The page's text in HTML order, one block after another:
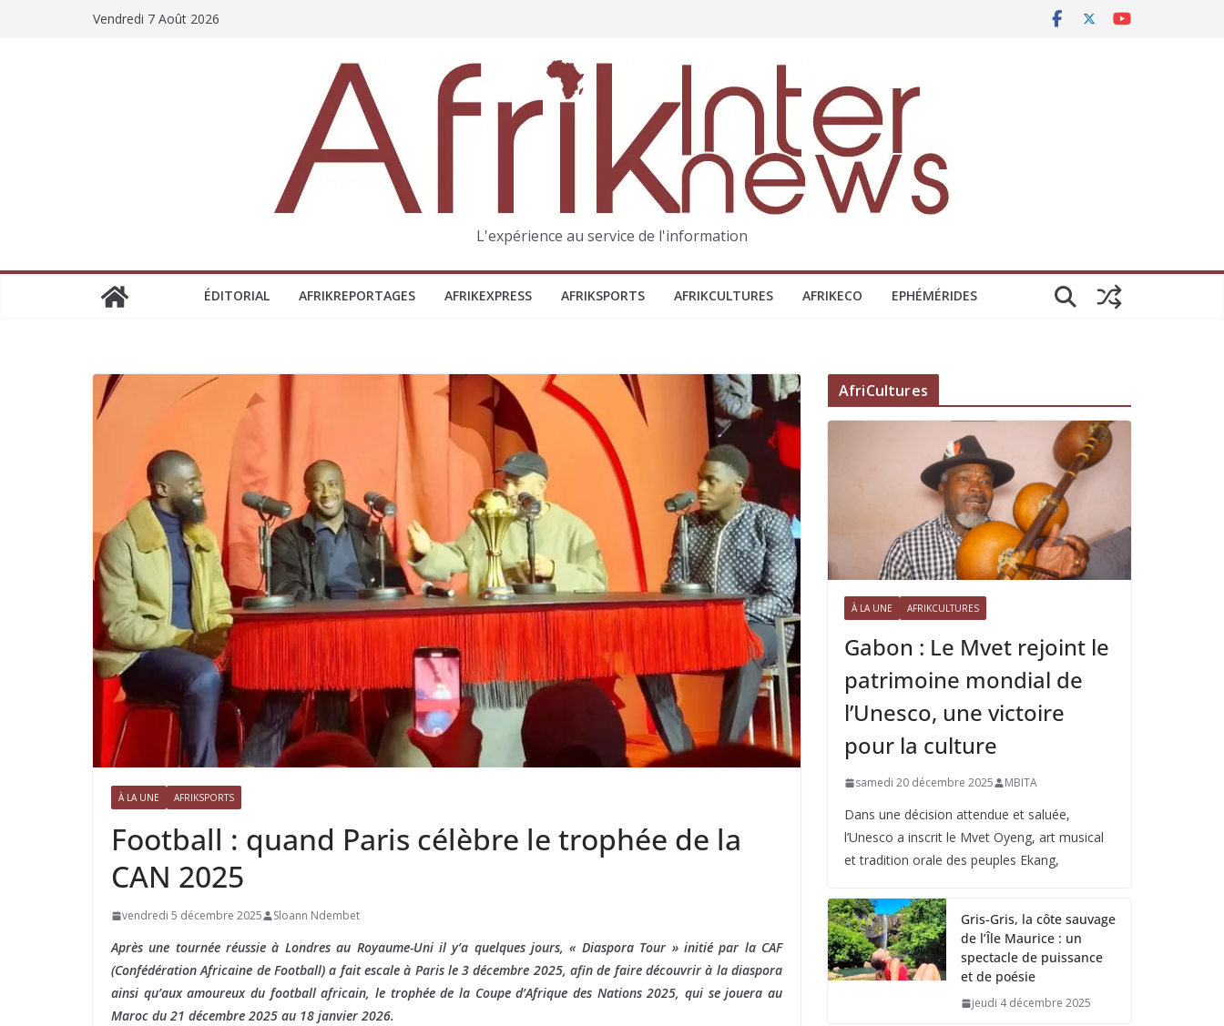
Vendredi 7 Août 2026
L'expérience au service de l'information
ÉDITORIAL AFRIKREPORTAGES AFRIKEXPRESS AFRIKSPORTS AFRIKCULTURES AFRIKECO EPHÉMÉRIDES
À LA UNE AFRIKSPORTS
Football : quand Paris célèbre le trophée de la
CAN 2025
vendredi 5 décembre 2025 Sloann Ndembet
Après une tournée réussie à Londres au Royaume-Uni il y’a quelques jours, « Diaspora Tour » initié par la CAF
(Confédération Africaine de Football) a fait escale à Paris le 3 décembre 2025, afin de faire découvrir à la diaspora
ainsi qu’aux amoureux du football africain, le trophée de la Coupe d’Afrique des Nations 2025, qui se jouera au
Maroc du 21 décembre 2025 au 18 janvier 2026.
AfriCultures
À LA UNE AFRIKCULTURES
Gabon : Le Mvet rejoint le
patrimoine mondial de
l’Unesco, une victoire
pour la culture
samedi 20 décembre 2025 MBITA
Dans une décision attendue et saluée,
l’Unesco a inscrit le Mvet Oyeng, art musical
et tradition orale des peuples Ekang,
Gris-Gris, la côte sauvage
de l’Île Maurice : un
spectacle de puissance
et de poésie
jeudi 4 décembre 2025